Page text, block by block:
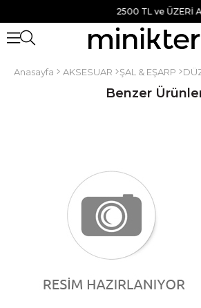
2500 TL ve ÜZERİ
Anasayfa AKSESUAR ŞAL & EŞARP
Benzer